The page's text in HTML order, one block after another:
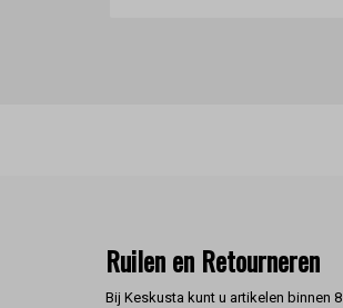
Ruilen en Retourneren
Bij Keskusta kunt u artikelen binnen